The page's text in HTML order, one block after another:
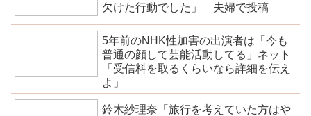
欠けた行動でした」 夫婦で投稿
5年前のNHK性加害の出演者は「今も
普通の顔して芸能活動してる」ネット
「受信料を取るくらいなら詳細を伝え
よ」
鈴木紗理奈「旅行を考えていた方はや